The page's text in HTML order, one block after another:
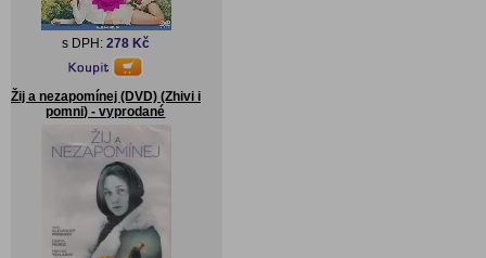
s DPH: 278 Kč
Žij a nezapomínej (DVD) (Zhivi i
pomni) - vyprodané